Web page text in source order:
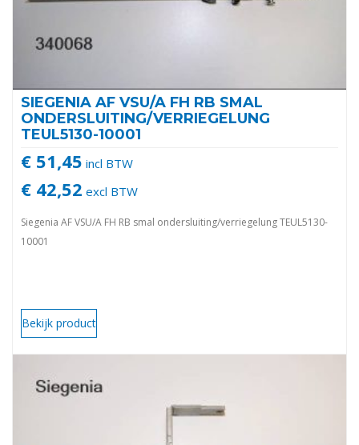
SIEGENIA AF VSU/A FH RB SMAL
ONDERSLUITING/VERRIEGELUNG
TEUL5130-10001
€ 51,45 incl BTW
€ 42,52 excl BTW
Siegenia AF VSU/A FH RB smal ondersluiting/verriegelung TEUL5130-
10001
Bekijk product